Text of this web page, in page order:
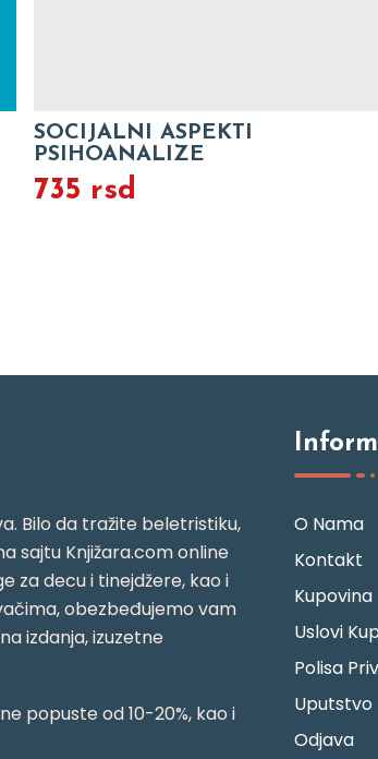
SOCIJALNI ASPEKTI
PSIHOANALIZE
735 rsd
Bilo da tražite beletristiku,
sajtu Knjižara.com online
za decu i tinejdžere, kao i
obezbeđujemo vam
izdanja, izuzetne
popuste od 10-20%, kao i
O Nama
Kontakt
Kupovina
Uslovi
Polisa
Uputstvo
Odjava